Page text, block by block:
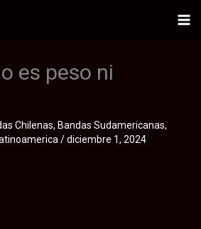
es peso ni
Chilenas, Bandas Sudamericanas,
/diciembre 1, 2024